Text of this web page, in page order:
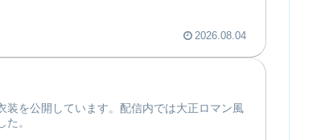
2026.08.04
を公開しています。配信内では大正ロマン風
。